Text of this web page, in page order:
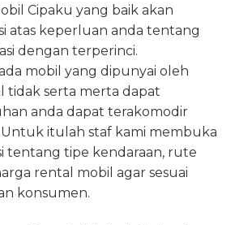
Cipaku yang baik akan
atas keperluan anda tentang
dengan terperinci.
mobil yang dipunyai oleh
tidak serta merta dapat
anda dapat terakomodir
Untuk itulah staf kami membuka
tentang tipe kendaraan, rute
rental mobil agar sesuai
konsumen.